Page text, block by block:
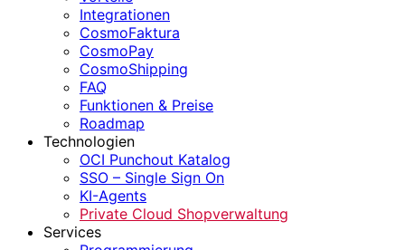
Integrationen
CosmoFaktura
CosmoPay
CosmoShipping
FAQ
Funktionen & Preise
Roadmap
Technologien
OCI Punchout Katalog
SSO – Single Sign On
KI-Agents
Private Cloud Shopverwaltung
Services